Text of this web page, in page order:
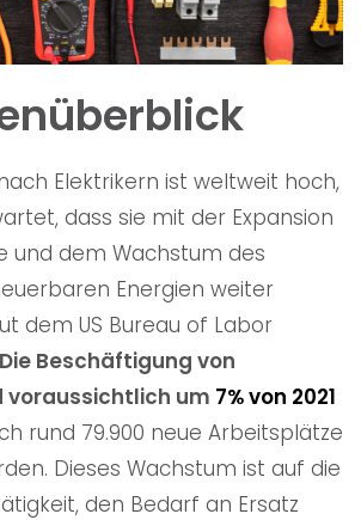
Elektrikern ist weltweit hoch,
dass sie mit der Expansion
und dem Wachstum des
Energien weiter
dem US Bureau of Labor
Die Beschäftigung von
voraussichtlich um 7% von 2021
rund 79.900 neue Arbeitsplätze
Dieses Wachstum ist auf die
den Bedarf an Ersatz